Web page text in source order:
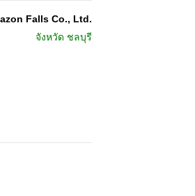
Falls Co., Ltd.
จังหวัด ชลบุรี